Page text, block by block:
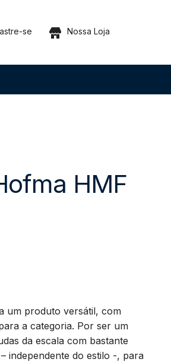
se Nossa Loja
HMF
um produto versátil, com
a categoria. Por ser um
da escala com bastante
independente do estilo -, para